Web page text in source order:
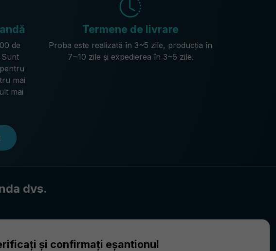
de
pentru
mai
mai
Termene de livrare
Proba este realizată în 3~5 zile, producția în
7~10 zile și expedierea în 3~5 zile.
dvs.
și confirmați eșantionul